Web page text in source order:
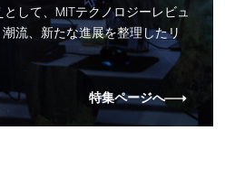
して、MITテクノロジーレビュ
流、新たな進展を整理したリ
特集ページへ